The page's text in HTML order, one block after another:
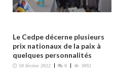
’
r
t
i
Le Cedpe décerne plusieurs
prix nationaux de la paix à
quelques personnalités
10 février 2022 0 3092